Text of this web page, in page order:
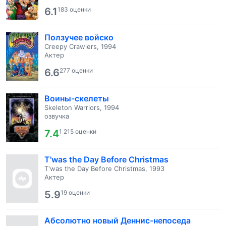
6.1183 оценки
Ползучее войско
Creepy Crawlers, 1994
Актер
6.6277 оценки
Воины-скелеты
Skeleton Warriors, 1994
озвучка
7.41 215 оценки
T'was the Day Before Christmas
T'was the Day Before Christmas, 1993
Актер
5.919 оценки
Абсолютно новый Деннис-непоседа